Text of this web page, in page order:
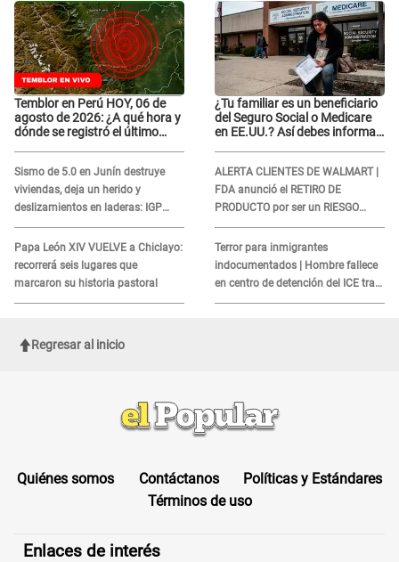
Temblor en Perú HOY, 06 de
agosto de 2026: ¿A qué hora y
dónde se registró el último
Sismo de 5.0 en Junín destruye
viviendas, deja un herido y
deslizamientos en laderas: IGP
alerta sobre posibles réplicas
Papa León XIV VUELVE a Chiclayo:
recorrerá seis lugares que
marcaron su historia pastoral
¿Tu familiar es un beneficiario
del Seguro Social o Medicare
en EE.UU.? Así debes informar
ALERTA CLIENTES DE WALMART |
FDA anunció el RETIRO DE
PRODUCTO por ser un RIESGO
MORTAL para consumidores: ¿Cuál
es?
Terror para inmigrantes
indocumentados | Hombre fallece
en centro de detención del ICE tras
sufrir una "emergencia médica"
Regresar al inicio
Quiénes somos Contáctanos
Políticas y Estándares
Términos de uso
Enlaces de interés